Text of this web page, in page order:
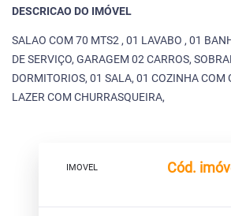
DESCRICAO DO IMÓVEL
SALAO COM 70 MTS2 , 01 LAVABO , 01
DE SERVIÇO, GARAGEM 02 CARROS,
DORMITORIOS, 01 SALA, 01 COZINHA COM
LAZER COM CHURRASQUEIRA,
IMOVEL Cód.